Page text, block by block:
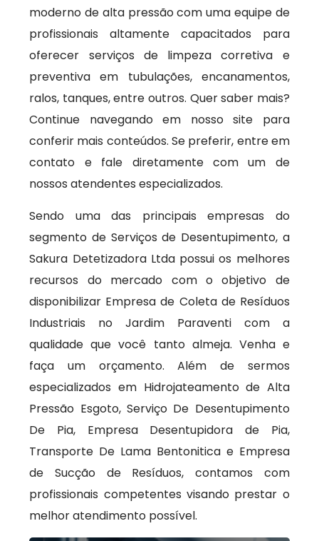
moderno de alta pressão com uma equipe de
profissionais altamente capacitados para
oferecer serviços de limpeza corretiva e
preventiva em tubulações, encanamentos,
ralos, tanques, entre outros. Quer saber mais?
Continue navegando em nosso site para
conferir mais conteúdos. Se preferir, entre em
contato e fale diretamente com um de
nossos atendentes especializados.
Sendo uma das principais empresas do
segmento de Serviços de Desentupimento, a
Sakura Detetizadora Ltda possui os melhores
recursos do mercado com o objetivo de
disponibilizar Empresa de Coleta de Resíduos
Industriais no Jardim Paraventi com a
qualidade que você tanto almeja. Venha e
faça um orçamento. Além de sermos
especializados em Hidrojateamento de Alta
Pressão Esgoto, Serviço De Desentupimento
De Pia, Empresa Desentupidora de Pia,
Transporte De Lama Bentonitica e Empresa
de Sucção de Resíduos, contamos com
profissionais competentes visando prestar o
melhor atendimento possível.